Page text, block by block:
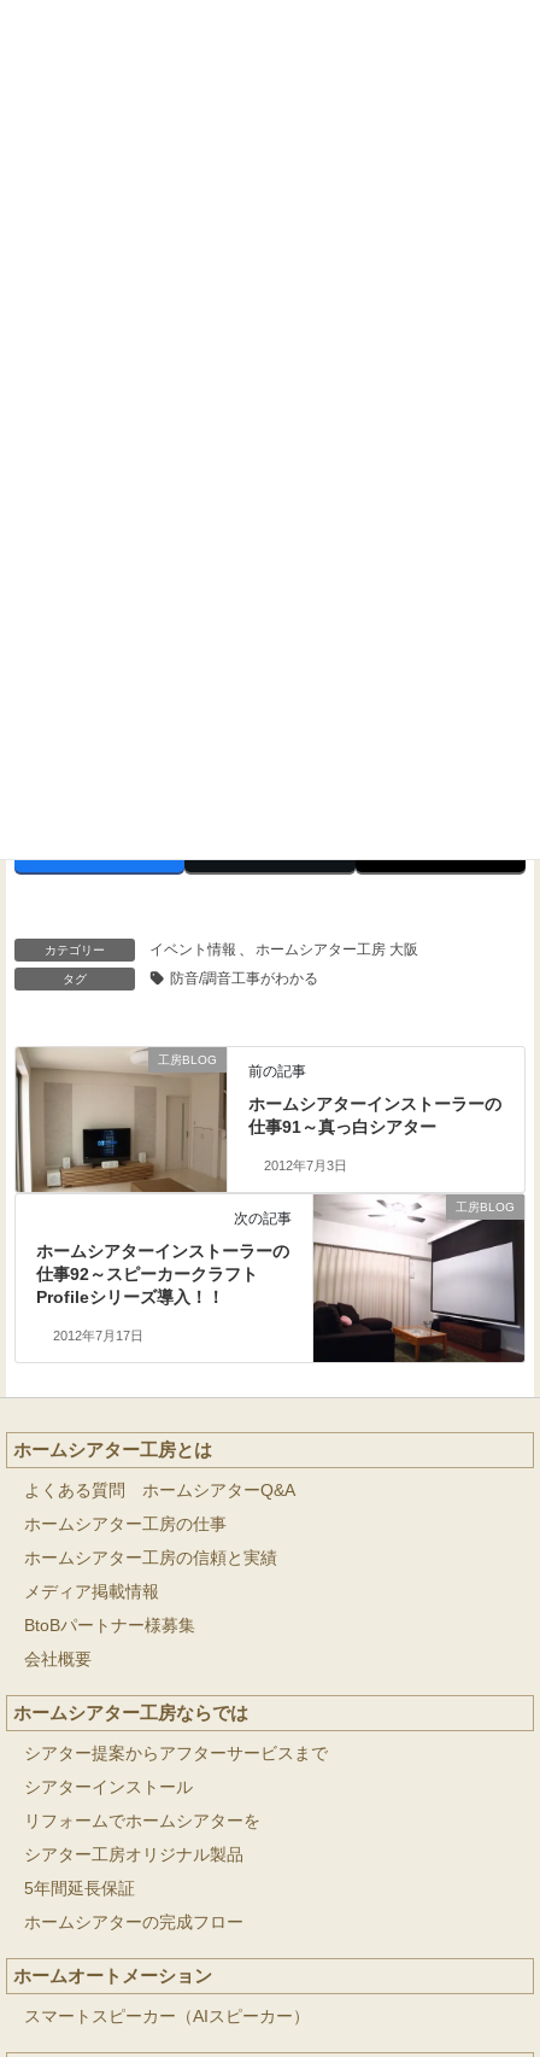
カテゴリー イベント情報 ホームシアター工房 大阪
タグ 防音/調音工事がわかる
工房BLOG
前の記事
ホームシアターインストーラーの
仕事91～真っ白シアター
2012年7月3日
工房BLOG
次の記事
ホームシアターインストーラーの
仕事92～スピーカークラフト
Profileシリーズ導入！！
2012年7月17日
ホームシアター工房とは
よくある質問 ホームシアターQ&A
ホームシアター工房の仕事
ホームシアター工房の信頼と実績
メディア掲載情報
BtoBパートナー様募集
会社概要
ホームシアター工房ならでは
シアター提案からアフターサービスまで
シアターインストール
リフォームでホームシアターを
シアター工房オリジナル製品
5年間延長保証
ホームシアターの完成フロー
ホームオートメーション
スマートスピーカー（AIスピーカー）